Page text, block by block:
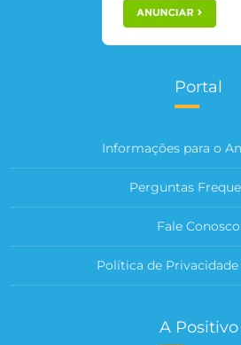
Portal
Informações para o
Perguntas
Fale Conosco
Política de Privacidade
A Positivo